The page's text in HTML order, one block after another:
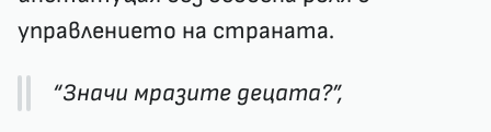
управлението на страната.
“Значи мразите децата?”,